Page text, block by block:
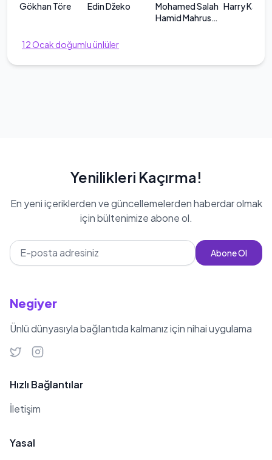
Gökhan Töre Edin Džeko
Mohamed Salah
Hamid Mahrus
Harry Kane
12Ocak doğumlu ünlüler
Yenilikleri Kaçırma!
En yeni içeriklerden ve güncellemelerden haberdar olmak
için bültenimize abone ol.
Abone Ol
Negiyer
Ünlü dünyasıyla bağlantıda kalmanız için nihai uygulama
Hızlı Bağlantılar
İletişim
Yasal